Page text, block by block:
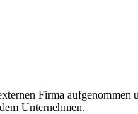
Firma aufgenommen
Unternehmen.